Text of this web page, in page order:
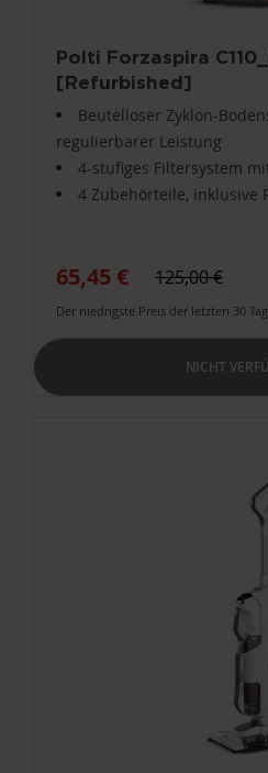
Polti Forzaspira
[Refurbished]
Beutelloser Zyklon-
regulierbarer Leistung
4-stufiges Filtersystem
4 Zubehörteile, inklusive
65,45 € 125,00 €
Der niedrigste Preis der letzten 30
NICHT